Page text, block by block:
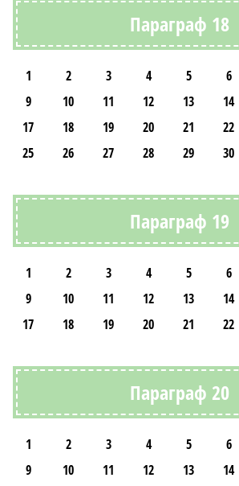
Параграф 18
1 2 3 4 5 6
9
10 11 12 13 14
17
18 19 20 21 22
25
26 27 28 29 30
Параграф 19
1 2 3 4 5 6
9
10 11 12 13 14
17
18 19 20 21 22
Параграф 20
1 2 3 4 5 6
9
10 11 12 13 14